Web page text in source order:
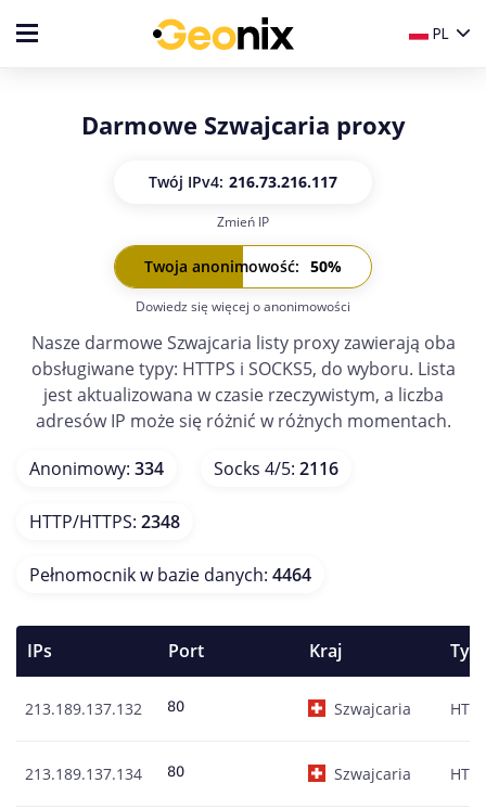
PL
Darmowe Szwajcaria proxy
Twój IPv4: 216.73.216.117
Twój IPv6:
Zmień IP
Twoja anonimowość: 50%
Dowiedz się więcej o anonimowości
Nasze darmowe Szwajcaria listy proxy zawierają oba
obsługiwane typy: HTTPS i SOCKS5, do wyboru. Lista
jest aktualizowana w czasie rzeczywistym, a liczba
adresów IP może się różnić w różnych momentach.
Anonimowy: 334 Socks 4/5: 2116
HTTP/HTTPS: 2348
Pełnomocnik w bazie danych: 4464
IPs Port Kraj Typ
213.189.137.132 Szwajcaria HTTP
213.189.137.134 Szwajcaria HTTP